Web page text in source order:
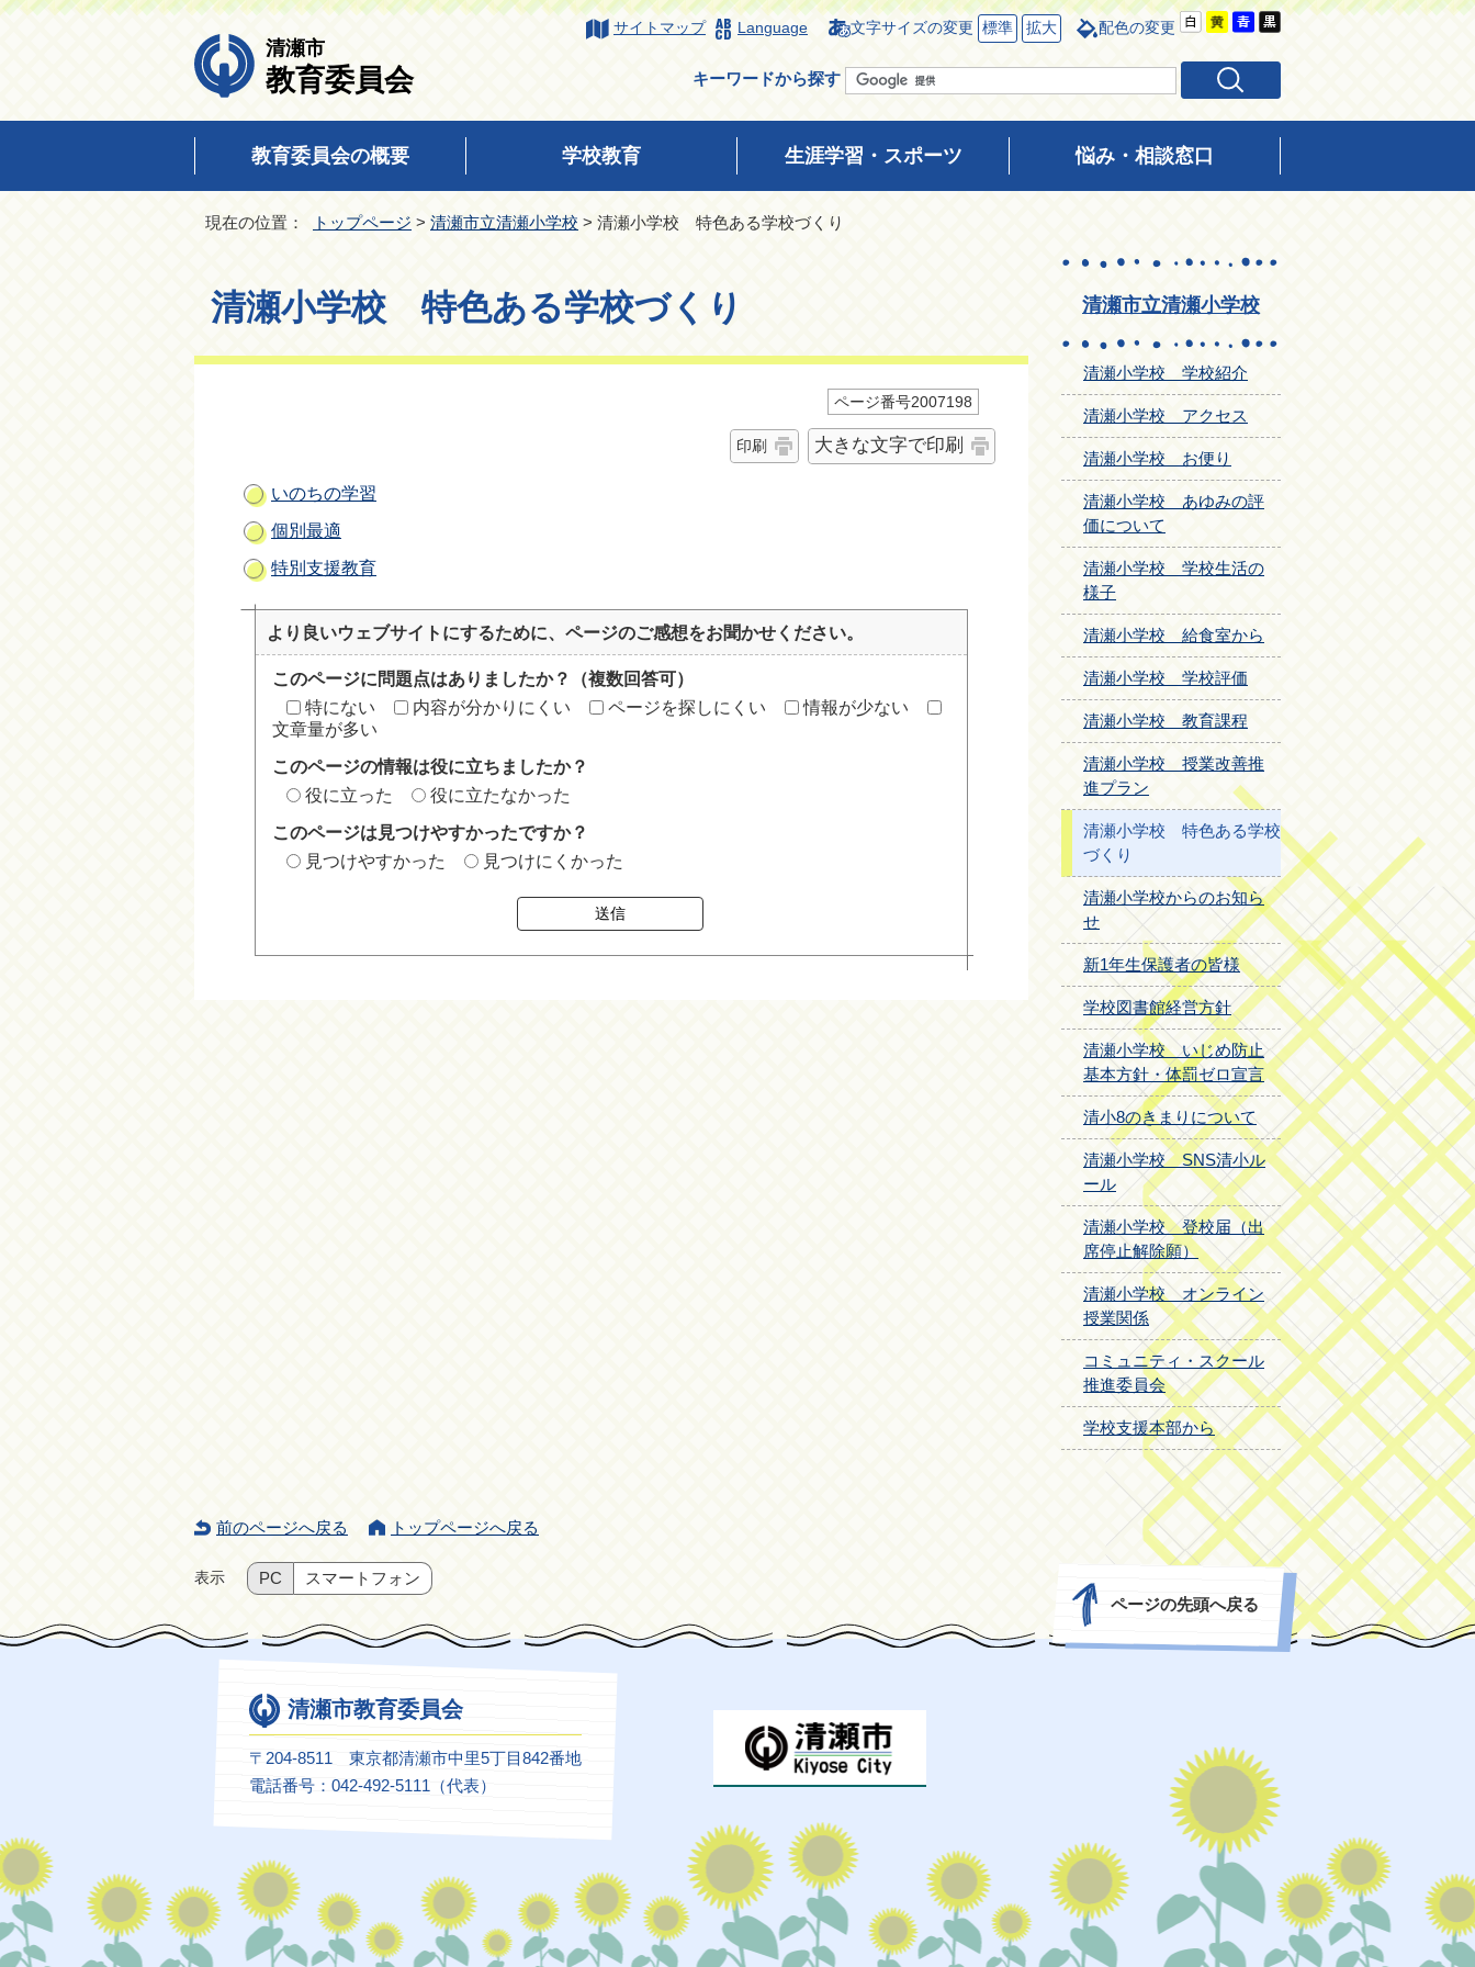
清瀬市
教育委員会
サイトマップ Language 文字サイズの変更 標準 拡大 配色の変更
キーワードから探す
教育委員会の概要 学校教育 生涯学習・スポーツ 悩み・相談窓口
現在の位置： トップページ > 清瀬市立清瀬小学校 > 清瀬小学校 特色ある学校づくり
清瀬小学校 特色ある学校づくり
ページ番号2007198
印刷 大きな文字で印刷
いのちの学習
個別最適
特別支援教育
より良いウェブサイトにするために、ページのご感想をお聞かせください。
このページに問題点はありましたか？（複数回答可）
特にない
内容が分かりにくい ページを探しにくい
情報が少ない
文章量が多い
このページの情報は役に立ちましたか？
役に立った
役に立たなかった
このページは見つけやすかったですか？
見つけやすかった
見つけにくかった
送信
清瀬市立清瀬小学校
清瀬小学校 学校紹介
清瀬小学校 アクセス
清瀬小学校 お便り
清瀬小学校 あゆみの評
価について
清瀬小学校 学校生活の
様子
清瀬小学校 給食室から
清瀬小学校 学校評価
清瀬小学校 教育課程
清瀬小学校 授業改善推
進プラン
清瀬小学校 特色ある学校
づくり
清瀬小学校からのお知ら
せ
新1年生保護者の皆様
学校図書館経営方針
清瀬小学校 いじめ防止
基本方針・体罰ゼロ宣言
清小8のきまりについて
清瀬小学校 SNS清小ル
ール
清瀬小学校 登校届（出
席停止解除願）
清瀬小学校 オンライン
授業関係
コミュニティ・スクール
推進委員会
学校支援本部から
ページの先頭へ戻る
前のページへ戻る トップページへ戻る
表示 PC スマートフォン
清瀬市教育委員会
〒204-8511 東京都清瀬市中里5丁目842番地
電話番号：042-492-5111（代表）